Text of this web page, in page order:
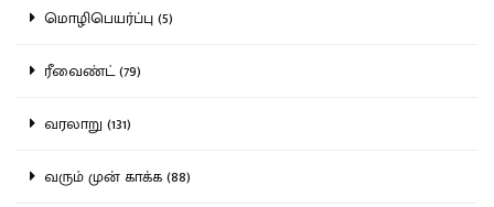
மொழிபெயர்ப்பு (5)
ரீவைண்ட் (79)
வரலாறு (131)
வரும் முன் காக்க (88)